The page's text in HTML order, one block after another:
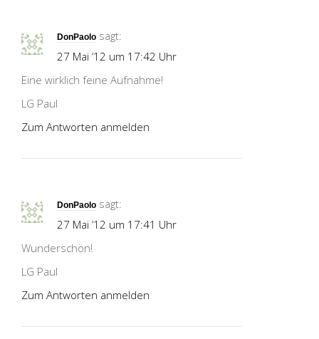
DonPaolo sagt:
27 Mai ’12 um 17:42 Uhr
Eine wirklich feine Aufnahme!
LG Paul
Zum Antworten anmelden
DonPaolo sagt:
27 Mai ’12 um 17:41 Uhr
Wunderschön!
LG Paul
Zum Antworten anmelden